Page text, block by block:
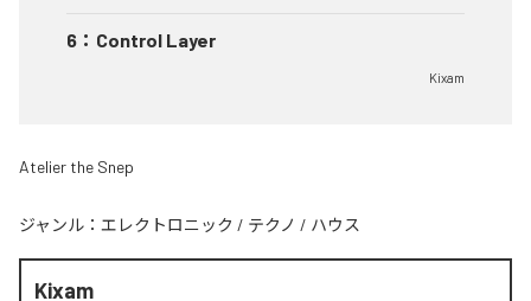
6 ： Control Layer
Kixam
Atelier the Snep
ジャンル： エレクトロニック / テクノ / ハウス
Kixam